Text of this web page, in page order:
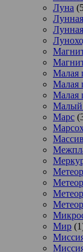
Луна
Малая
Малая
Малая
Малый
Марс
Мир